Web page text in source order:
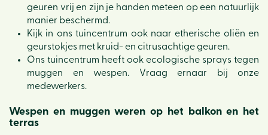
geuren vrij en zijn je handen meteen op een natuurlijk
manier beschermd.
Kijk in ons tuincentrum ook naar etherische oliën en
geurstokjes met kruid- en citrusachtige geuren.
Ons tuincentrum heeft ook ecologische sprays tegen
muggen en wespen. Vraag ernaar bij onze
medewerkers.
Wespen en muggen weren op het balkon en het
terras